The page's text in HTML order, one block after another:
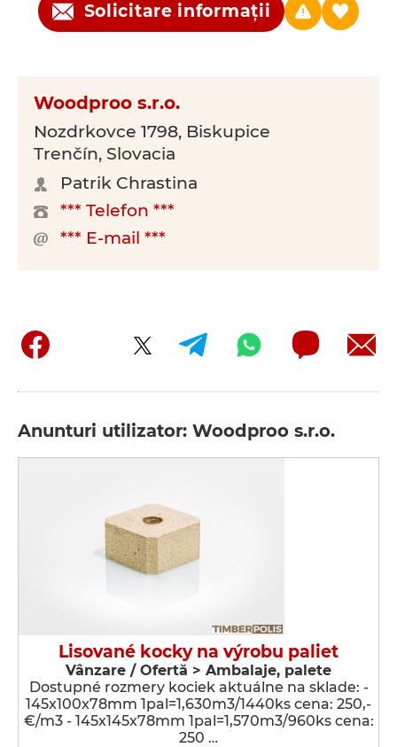
Solicitare informații
Woodproo s.r.o.
Nozdrkovce 1798, Biskupice
Trenčín, Slovacia
Patrik Chrastina
*** Telefon ***
*** E-mail ***
Anunturi utilizator: Woodproo s.r.o.
Lisované kocky na výrobu paliet
Vânzare / Ofertă > Ambalaje, palete
Dostupné rozmery kociek aktuálne na sklade: -
145x100x78mm 1pal=1,630m3/1440ks cena: 250,-
€/m3 - 145x145x78mm 1pal=1,570m3/960ks cena:
250 …